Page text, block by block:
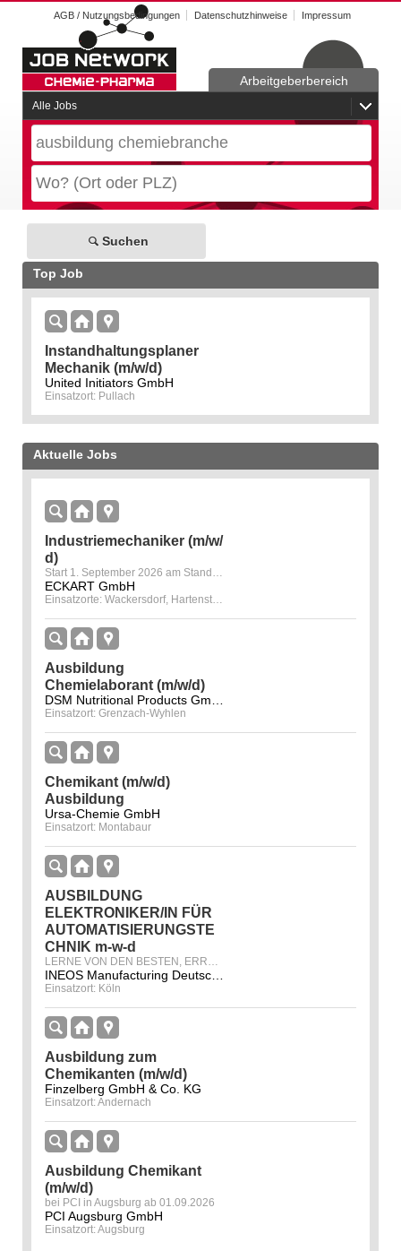
AGB / Nutzungsbedingungen Datenschutzhinweise Impressum
Alle Jobs
Arbeitgeberbereich
Suchen
Top Job
Instandhaltungsplaner
Mechanik (m/w/d)
United Initiators GmbH
Einsatzort: Pullach
Aktuelle Jobs
Industriemechaniker (m/w/
d)
Start 1. September 2026 am Standort Hartenstein & Wackersdorf
ECKART GmbH
Einsatzorte: Wackersdorf, Hartenstein
Ausbildung
Chemielaborant (m/w/d)
Einsatzort: Grenzach-Wyhlen
Chemikant (m/w/d)
Ausbildung
Ursa-Chemie GmbH
Einsatzort: Montabaur
AUSBILDUNG
ELEKTRONIKER/IN FÜR
AUTOMATISIERUNGSTE
CHNIK m-w-d
LERNE VON DEN BESTEN, ERREICHE DAS BESTE.
Einsatzort: Köln
Ausbildung zum
Chemikanten (m/w/d)
Finzelberg GmbH & Co. KG
Einsatzort: Andernach
Ausbildung Chemikant
(m/w/d)
bei PCI in Augsburg ab 01.09.2026
PCI Augsburg GmbH
Einsatzort: Augsburg